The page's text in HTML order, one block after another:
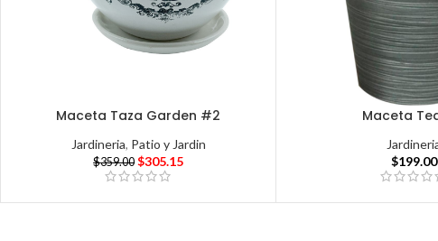
Maceta Taza Garden #2
Jardineria, Patio y Jardin
$359.00 $305.15
Maceta
$199.00